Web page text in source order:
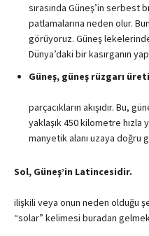
sırasında Güneş’in serbest
patlamalarına neden olur.
görüyoruz. Güneş
Dünya’daki bir kasırganın
Güneş,
parçacıkların akışıdır. Bu,
yaklaşık 450 kilometre hızla
manyetik alanı uzaya doğru
Sol,
ilişkili veya onun neden olduğu
“solar” kelimesi buradan